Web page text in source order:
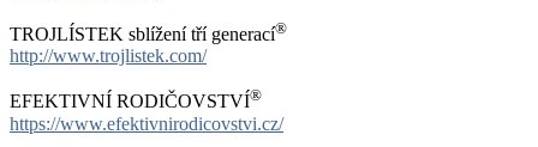
TROJLÍSTEK sblížení tří generací®
http://www.trojlistek.com/
EFEKTIVNÍ RODIČOVSTVÍ®
https://www.efektivnirodicovstvi.cz/